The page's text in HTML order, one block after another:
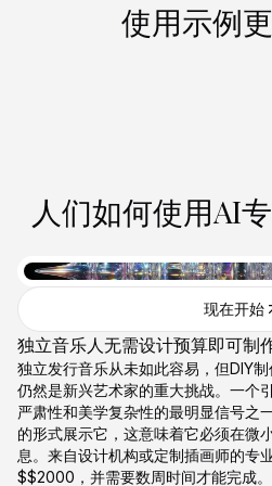
使用示例
做同款
人们如何使用AI
独立音乐人无需设计预算即可制
独立发行音乐从未如此容易，但DIY
仍然是新兴艺术家的重大挑战。一个
严肃性和美学复杂性的最明显信号
的形式展示它，这意味着它必须在微
息。来自设计机构或定制插画师的专
$$2000，并需要数周时间才能完成
现在开始